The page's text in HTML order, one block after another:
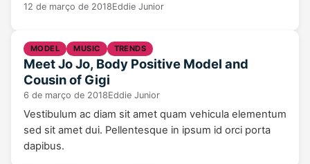
12 de março de 2018Eddie Junior
MODEL MUSIC TRENDS
Meet Jo Jo, Body Positive Model and
Cousin of Gigi
6 de março de 2018Eddie Junior
Vestibulum ac diam sit amet quam vehicula elementum
sed sit amet dui. Pellentesque in ipsum id orci porta
dapibus.